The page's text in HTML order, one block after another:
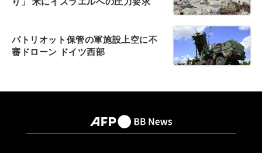
パトリオット保管の軍施設上空に不
審ドローン ドイツ西部